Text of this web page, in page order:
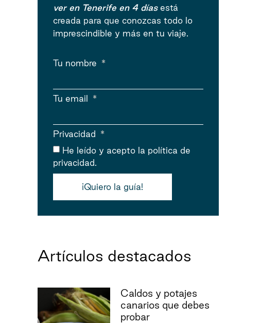
ver en Tenerife en 4 díasestá
creada para que conozcas todo lo
imprescindible y más en tu viaje.
Tu nombre
Tu email
Privacidad
He leído y acepto la política de
privacidad.
¡Quiero la guía!
Artículos destacados
Caldos y potajes
canarios que debes
probar